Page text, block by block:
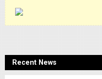
Recent News